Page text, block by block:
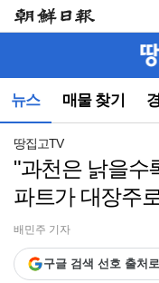
뉴스 매물 찾기
뉴
(컨
땅집고TV
"과천은 낡을수
파트가 대장주
배민주 기자
구글 검색 선호 출처